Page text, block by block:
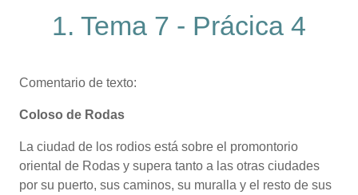
1. Tema 7 - Prácica 4
Comentario de texto:
Coloso de Rodas
La ciudad de los rodios está sobre el promontorio
oriental de Rodas y supera tanto a las otras ciudades
por su puerto, sus caminos, su muralla y el resto de sus